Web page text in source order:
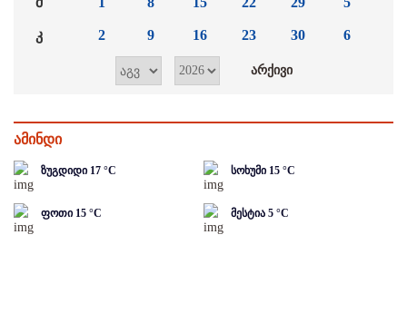
კ 2 9 16 23 30 6
ამინდი
ზუგდიდი 17 °C სოხუმი 15 °C
ფოთი 15 °C მესტია 5 °C